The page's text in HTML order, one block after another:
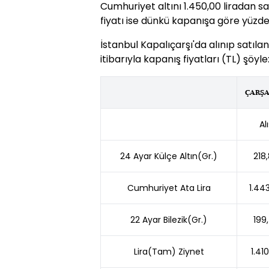
Cumhuriyet altını 1.450,00 liradan
fiyatı ise dünkü kapanışa göre
İstanbul Kapalıçarşı'da alınıp
itibarıyla kapanış fiyatları (TL) şöyle:
24 Ayar Külçe Altın(Gr.)
Cumhuriyet Ata Lira
22 Ayar Bilezik(Gr.)
Lira(Tam) Ziynet